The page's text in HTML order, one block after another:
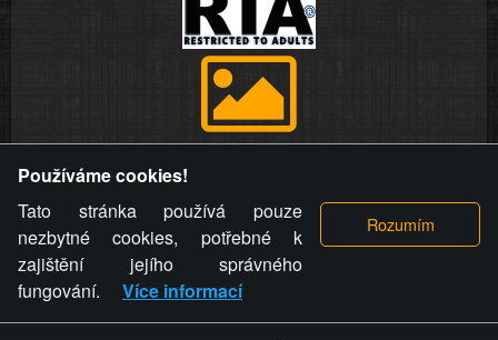
videa a komentáře. Osoba, které se toto opatření provozovatele
stránky týče, ani osoba, která umístila fotografii nebo video na
stránku, nemůže z důvodu odstranění fotografie, videa nebo
komentáře pro výše uvedenou okolnost uplatnit vůči
provozovateli stránky žádný nárok na náhradu škody nebo
nemajetkové újmy.
Používáme cookies!
Tato stránka používá pouze
nezbytné cookies, potřebné k
zajištění jejího správného
fungování.
Více informací